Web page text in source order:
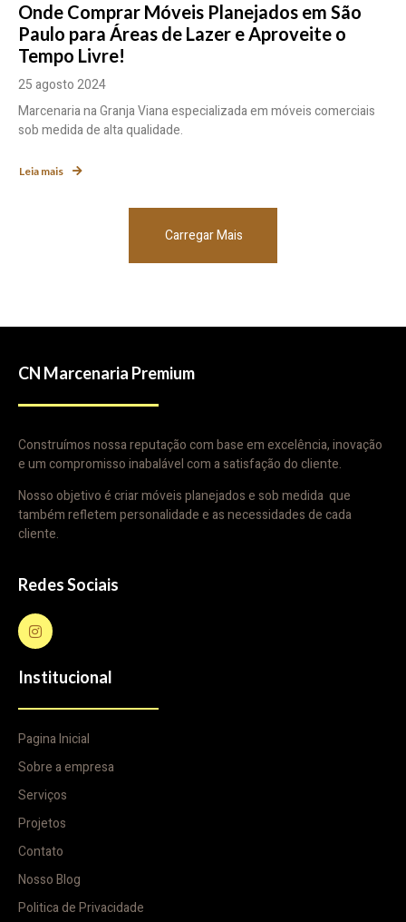
Onde Comprar Móveis Planejados em São
Paulo para Áreas de Lazer e Aproveite o
Tempo Livre!
25 agosto 2024
Marcenaria na Granja Viana especializada em móveis comerciais
sob medida de alta qualidade.
Leia mais
Carregar Mais
CN Marcenaria Premium
Construímos nossa reputação com base em excelência, inovação
e um compromisso inabalável com a satisfação do cliente.
Nosso objetivo é criar móveis planejados e sob medida que
também refletem personalidade e as necessidades de cada
cliente.
Redes Sociais
Institucional
Pagina Inicial
Sobre a empresa
Serviços
Projetos
Contato
Nosso Blog
Politica de Privacidade